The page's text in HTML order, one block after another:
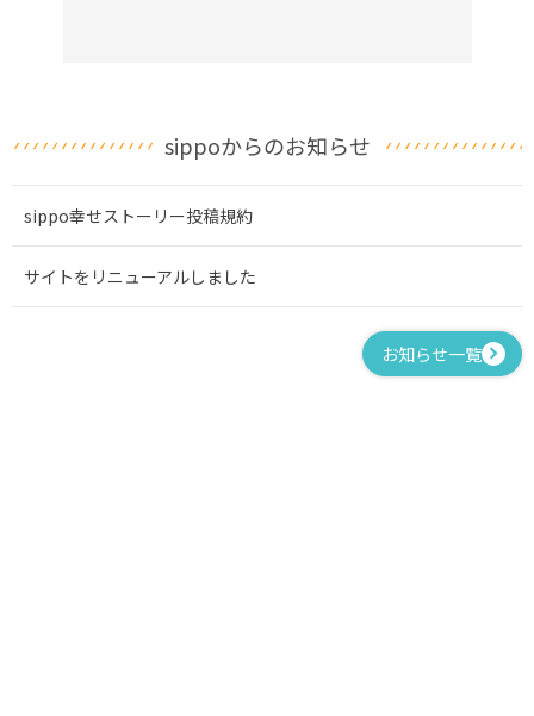
sippoからのお知らせ
sippo幸せストーリー投稿規約
サイトをリニューアルしました
お知らせ一覧